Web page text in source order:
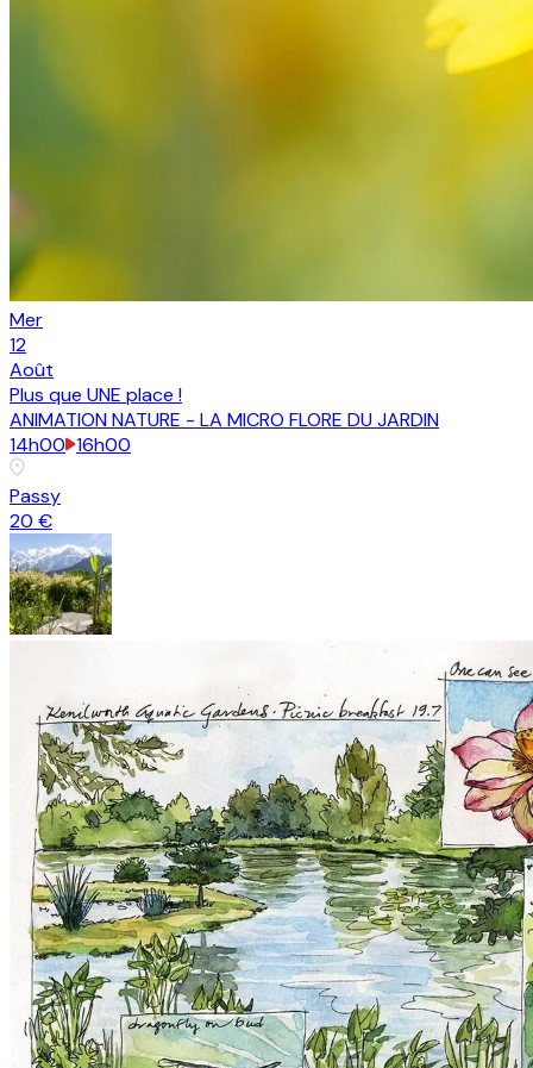
Mer
12
Août
Plus que UNE place !
ANIMATION NATURE - LA MICRO FLORE DU JARDIN
14h00 16h00
Passy
20 €